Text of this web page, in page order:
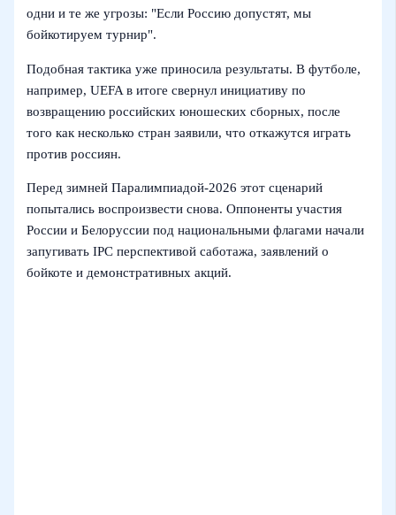
одни и те же угрозы: "Если Россию допустят, мы
бойкотируем турнир".
Подобная тактика уже приносила результаты. В футболе,
например, UEFA в итоге свернул инициативу по
возвращению российских юношеских сборных, после
того как несколько стран заявили, что откажутся играть
против россиян.
Перед зимней Паралимпиадой‑2026 этот сценарий
попытались воспроизвести снова. Оппоненты участия
России и Белоруссии под национальными флагами начали
запугивать IPC перспективой саботажа, заявлений о
бойкоте и демонстративных акций.